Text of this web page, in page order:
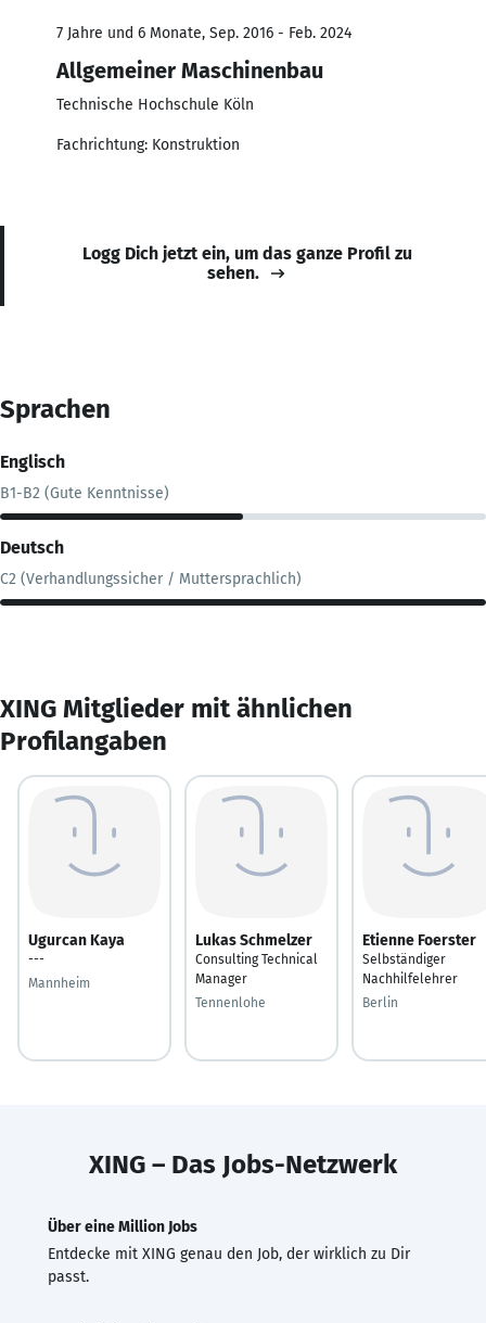
7 Jahre und 6 Monate, Sep. 2016 - Feb. 2024
Allgemeiner Maschinenbau
Technische Hochschule Köln
Fachrichtung: Konstruktion
Logg Dich jetzt ein, um das ganze Profil zu
sehen.
Sprachen
Englisch
B1-B2 (Gute Kenntnisse)
Deutsch
C2 (Verhandlungssicher / Muttersprachlich)
XING Mitglieder mit ähnlichen
Profilangaben
Ugurcan Kaya
---
Mannheim
Lukas Schmelzer
Consulting Technical
Manager
Tennenlohe
Etienne Foerster
Selbständiger
Nachhilfelehrer
Berlin
XING – Das Jobs-Netzwerk
Über eine Million Jobs
Entdecke mit XING genau den Job, der wirklich zu Dir
passt.